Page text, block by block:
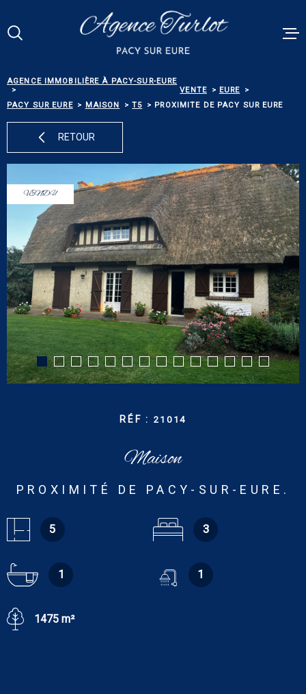
menu
contenu
VENTES
BIENS
ALERTE
NOS
CONTACT
AGENCE IMMOBILIÈRE À PACY-SUR-EURE
VENTE
EURE
PACY SUR EURE
MAISON T5 PROXIMITE DE PACY SUR EURE
RETOUR
VENDU
RÉF : 21014
Maison
PROXIMITÉ DE PACY-SUR-EURE.
5 3
1 1
1475 m²
Votre
RECHERCHE
TYPE
BIEN
TYPE DE BIEN
VILLE
Budget
BUDGET
RECHERCHER